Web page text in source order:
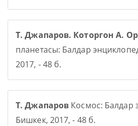
Т. Джапаров. Которгон А.
планетасы: Балдар
2017, - 48 б.
Т. Джапаров Космос: Балдар
Бишкек, 2017, - 48 б.